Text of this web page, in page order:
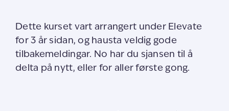
Dette kurset vart arrangert under Elevate
for 3 år sidan, og hausta veldig gode
tilbakemeldingar. No har du sjansen til å
delta på nytt, eller for aller første gong.